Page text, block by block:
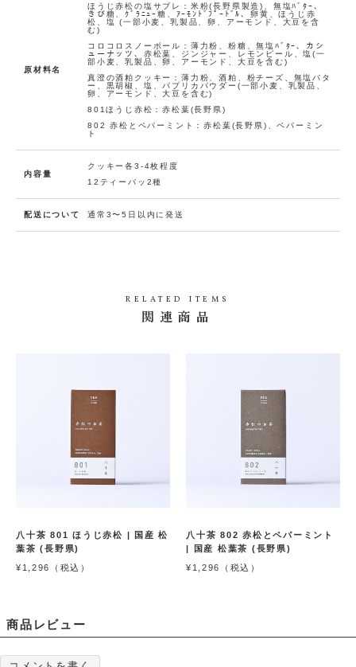
在庫
数
量：
ト
に
れ
る
お
気
に
入
追
加
(0人)
e_30%
原材料名
ほうじ赤松の塩サブレ：米粉(長野県製造)、無塩ﾊﾞﾀｰ、
きび糖、ｸﾞﾗﾆｭｰ糖、ｱｰﾓﾝﾄﾞﾌﾟｰﾄﾞﾙ、卵黄、ほうじ赤
松、塩 (一部小麦、乳製品、卵、アーモンド、大豆を含
む)
コロコロスノーボール：薄力粉、粉糖、無塩ﾊﾞﾀｰ、カシ
ューナッツ、赤松葉、ジンジャー、レモンピール、塩(一
部小麦、乳製品、卵、アーモンド、大豆を含む)
真澄の酒粕クッキー：薄力粉、酒粕、粉チーズ、無塩バタ
ー、黒胡椒、塩、パプリカパウダー(一部小麦、乳製品、
卵、アーモンド、大豆を含む)
801ほうじ赤松：赤松葉(長野県)
802 赤松とペパーミント：赤松葉(長野県)、ペパーミン
ト
内容量
クッキー各3-4枚程度
12ティーバッ2種
配送について 通常3〜5日以内に発送
RELATED ITEMS
関連商品
八十茶 801 ほうじ赤松 | 国産 松
葉茶 (長野県)
¥1,296（税込）
八十茶 802 赤松とペパーミント
| 国産 松葉茶 (長野県)
¥1,296（税込）
商品レビュー